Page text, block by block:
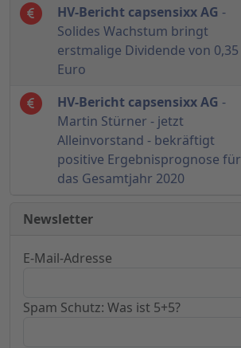
HV-Bericht capsensixx AG -
Solides Wachstum bringt
erstmalige Dividende von 0,35
Euro
HV-Bericht capsensixx AG -
Martin Stürner - jetzt
Alleinvorstand - bekräftigt
positive Ergebnisprognose für
das Gesamtjahr 2020
Newsletter
E-Mail-Adresse
Spam Schutz: Was ist 5+5?